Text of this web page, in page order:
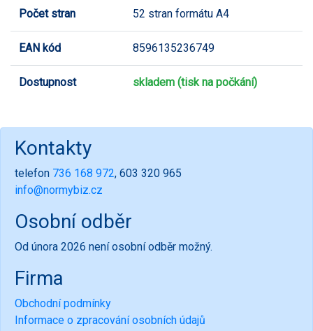
Počet stran 52 stran formátu A4
EAN kód 8596135236749
Dostupnost skladem (tisk na počkání)
Kontakty
telefon 736 168 972, 603 320 965
info@normybiz.cz
Osobní odběr
Od února 2026 není osobní odběr možný.
Firma
Obchodní podmínky
Informace o zpracování osobních údajů